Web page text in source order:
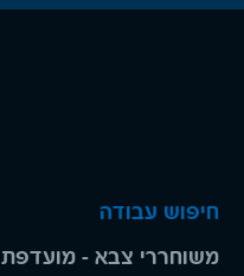
חיפוש עבודה
משוחררי צבא - מועדפת